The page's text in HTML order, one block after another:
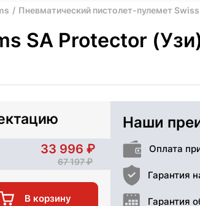
Пневматический пистолет-пулемет
SA Protector
33 996
67 197
В корзину
Наши
Оплата
Гарантия
Гарантия